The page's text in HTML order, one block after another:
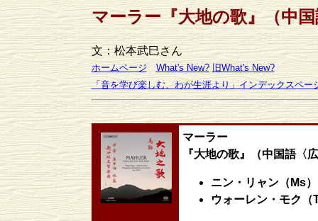
マーラー『大地の歌』（中
文：松本武巳さん
ホームページ What's New? 旧What's New?
「音を学び楽しむ、わが生涯より」インデックスペー
マーラー
『大地の歌』（中国語〈
ニン・リャン（Ms）
ウォーレン・モク（